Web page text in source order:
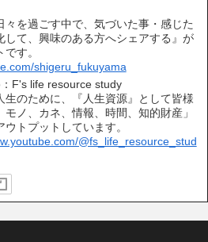
々を過ごす中で、気づいた事・感じた
して、興味のある方へシェアする』が
す。
shigeru_fukuyama
F's life resource study
生のために、『人生資源』として皆様
モノ、カネ、情報、時間、知的財産」
ウトプットしています。
@fs_life_resource_stud